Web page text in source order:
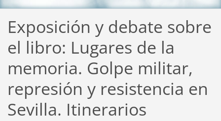
Exposición y debate sobre
el libro: Lugares de la
memoria. Golpe militar,
represión y resistencia en
Sevilla. Itinerarios